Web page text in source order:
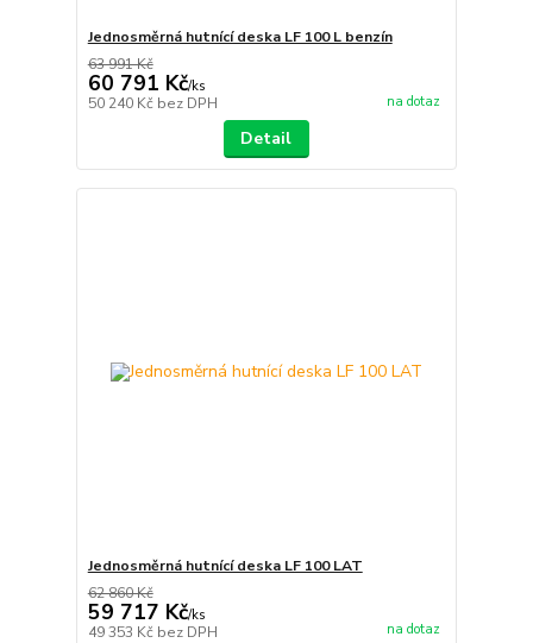
Jednosměrná hutnící deska LF 100 L benzín
63 991 Kč
60 791 Kč/ks
50 240 Kč bez DPH na dotaz
Detail
Jednosměrná hutnící deska LF 100 LAT
62 860 Kč
59 717 Kč/ks
49 353 Kč bez DPH na dotaz